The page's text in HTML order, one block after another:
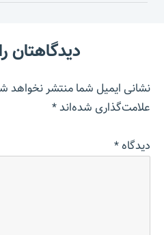
دیدگاهتان
نشانی ایمیل شما منتشر نخواهد
علامت‌گذاری شده‌اند*
دیدگاه*